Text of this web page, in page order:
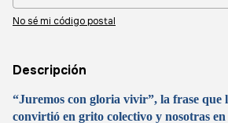
No sé mi código postal
Descripción
“Juremos con gloria vivir”, la frase que
convirtió en grito colectivo y nosotras